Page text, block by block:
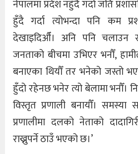
नेपालमा प्रदेश नहुँदै गर्दा जति
हुँदै गर्दा त्योभन्दा पनि कम
देखाइदिऔँ। अनि पनि
जनताको बीचमा उभिएर भनौँ,
बनाएका थियौँ तर भनेको जस्तो
हुँदो रहेनछ भनेर त्यो बेलामा भनौँ।
विस्तृत प्रणाली बनायौँ। समस्या
प्रणालीमा दलको नेताको
राख्नुपर्ने ठाउँ भएको छ।’